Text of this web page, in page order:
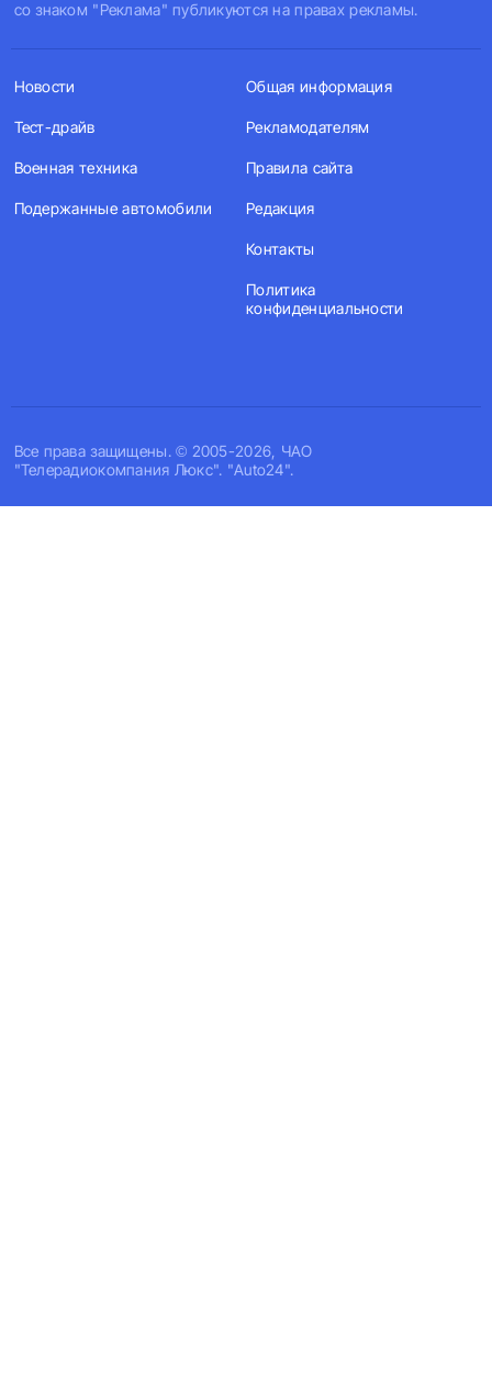
со знаком "Реклама" публикуются на правах рекламы.
Все права защищены. © 2005-2026, ЧАО
"Телерадиокомпания Люкс". "Auto24".
Новости
Тест-драйв
Военная техника
Подержанные автомобили
Общая информация
Рекламодателям
Правила сайта
Редакция
Контакты
Политика
конфиденциальности